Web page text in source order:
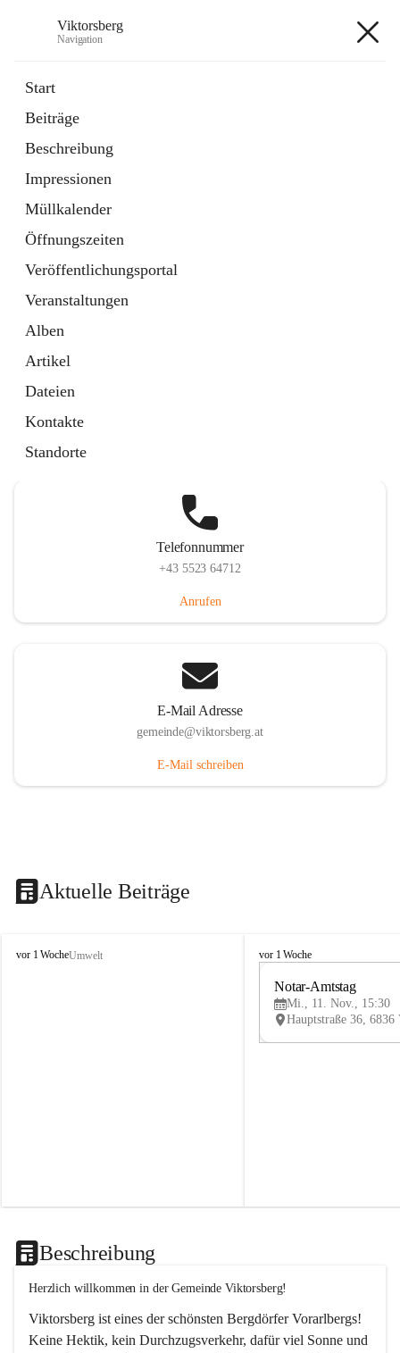
Viktorsberg
Navigation
Start
Beiträge
Beschreibung
Impressionen
Müllkalender
Öffnungszeiten
Veröffentlichungsportal
Veranstaltungen
Alben
Artikel
Dateien
Kontakte
Standorte
1 Schnellzugriff
Bürgerservice
10 Schnellzugriffe
Telefonnummer
+43 5523 64712
Anrufen
E-Mail Adresse
gemeinde@viktorsberg.at
E-Mail schreiben
Aktuelle Beiträge
V
vor 1 WocheUmwelt
V
vor 1 Woche
Notar-Amtstag
Mi., 11. Nov., 15:30
Beschreibung
Herzlich willkommen in der Gemeinde Viktorsberg!
Viktorsberg ist eines der schönsten Bergdörfer Vorarlbergs!
Keine Hektik, kein Durchzugsverkehr, dafür viel Sonne und